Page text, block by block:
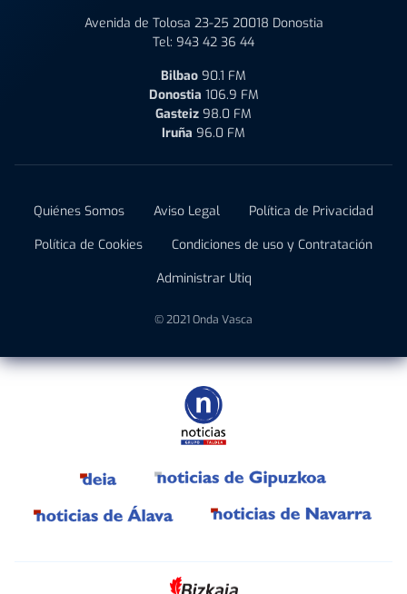
Avenida de Tolosa 23-25 20018 Donostia
Tel: 943 42 36 44
Bilbao 90.1 FM
Donostia 106.9 FM
Gasteiz 98.0 FM
Iruña 96.0 FM
Quiénes Somos Aviso Legal
Política de Privacidad
Política de Cookies
Condiciones de uso y Contratación
Administrar Utiq
© 2021 Onda Vasca